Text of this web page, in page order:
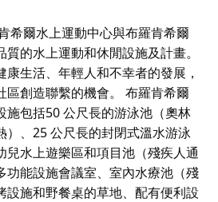
希爾水上運動中心與布羅肯希爾
的水上運動和休閒設施及計畫。
生活、年輕人和不幸者的發展，
區創造聯繫的機會。 布羅肯希爾
施包括50 公尺長的游泳池（奧林
）、25 公尺長的封閉式溫水游泳
兒水上遊樂區和項目池（殘疾人通
功能設施會議室、室內水療池（殘
設施和野餐桌的草地、配有便利設